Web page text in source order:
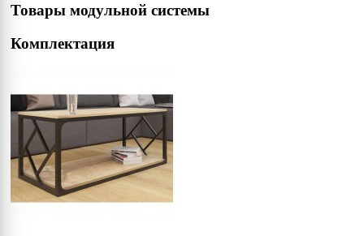
Товары модульной системы
Комплектация